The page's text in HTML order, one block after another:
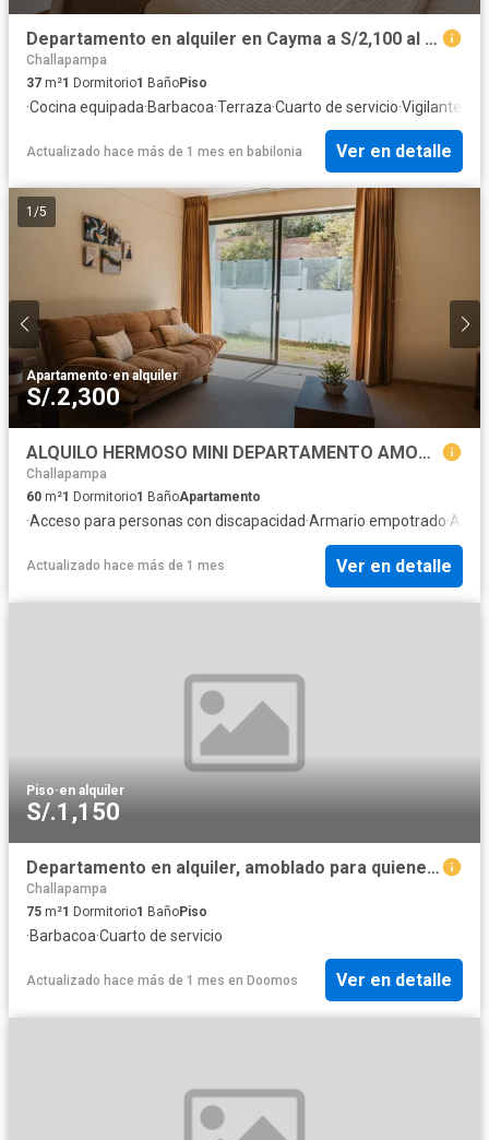
Departamento en alquiler en Cayma a S/2,100 al mes
Challapampa
37 m²1 Dormitorio1 BañoPiso
·Cocina equipada·Barbacoa·Terraza·Cuarto de servicio·Vigilante
Actualizado hace más de 1 mes en babilonia Ver en detalle
1 /5
Apartamento·en alquiler
S/.2,300
ALQUILO HERMOSO MINI DEPARTAMENTO AMOBLADO EN URB LA CHACRITA CAYMA
Challapampa
60 m²1 Dormitorio1 BañoApartamento
·Acceso para personas con discapacidad·Armario empotrado·
Actualizado hace más de 1 mes Ver en detalle
Piso·en alquiler
S/.1,150
Departamento en alquiler, amoblado para quienes buscan un piso en la ciudad rodeado de naturaleza
Challapampa
75 m²1 Dormitorio1 BañoPiso
·Barbacoa·Cuarto de servicio
Actualizado hace más de 1 mes en Doomos Ver en detalle